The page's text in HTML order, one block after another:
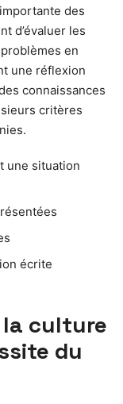
des
d’évaluer les
en
une réflexion
connaissances
critères
une situation
écrite
la culture
du